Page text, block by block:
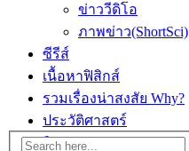
ข่าววีดิโอ
ภาพข่าว(ShortSci)
ซีรีส์
เนื้อหาฟิสิกส์
รวมเรื่องน่าสงสัย Why?
ประวัติศาสตร์
ติดต่อ